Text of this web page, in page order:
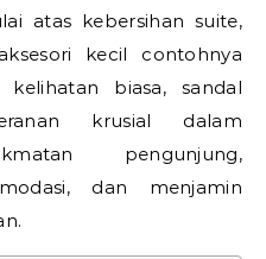
atas kebersihan suite,
kecil contohnya
biasa, sandal
krusial dalam
pengunjung,
dan menjamin